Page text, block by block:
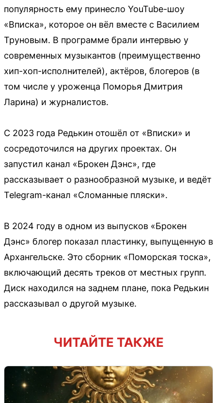
популярность ему принесло YouTube-шоу
«Вписка», которое он вёл вместе с Василием
Труновым. В программе брали интервью у
современных музыкантов (преимущественно
хип-хоп-исполнителей), актёров, блогеров (в
том числе у уроженца Поморья Дмитрия
Ларина) и журналистов.
С 2023 года Редькин отошёл от «Вписки» и
сосредоточился на других проектах. Он
запустил канал «Брокен Дэнс», где
рассказывает о разнообразной музыке, и ведёт
Telegram-канал «Сломанные пляски».
В 2024 году в одном из выпусков «Брокен
Дэнс» блогер показал пластинку, выпущенную в
Архангельске. Это сборник «Поморская тоска»,
включающий десять треков от местных групп.
Диск находился на заднем плане, пока Редькин
рассказывал о другой музыке.
ЧИТАЙТЕ ТАКЖЕ